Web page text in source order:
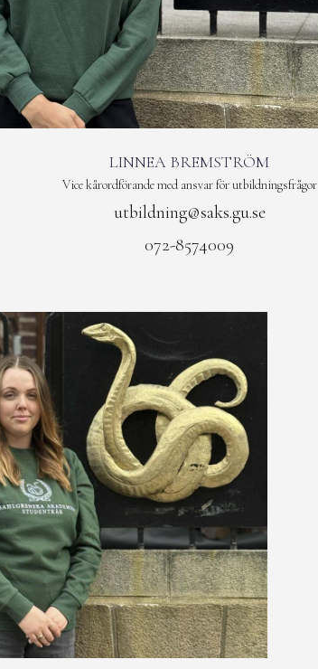
LINNEA BREMSTRÖM
Vice kårordförande med ansvar för utbildningsfrågor
utbildning@saks.gu.se
072-8574009